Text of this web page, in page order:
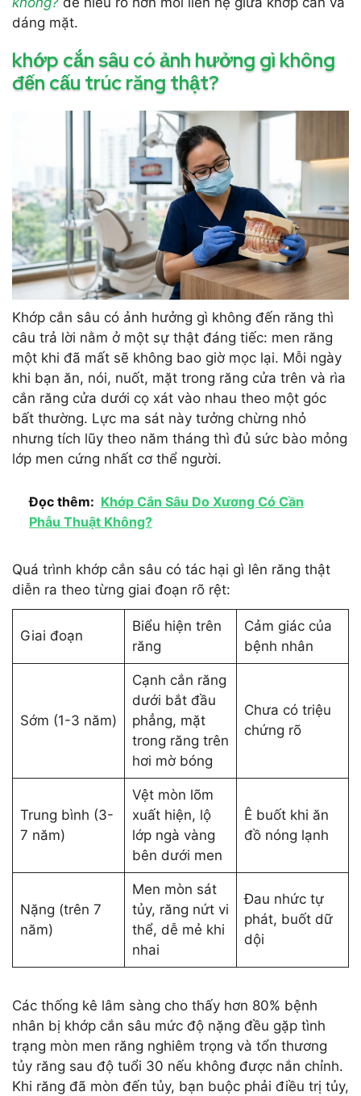
dáng mặt.
khớp cắn sâu có ảnh hưởng gì không
đến cấu trúc răng thật?
Khớp cắn sâu có ảnh hưởng gì không đến răng thì
câu trả lời nằm ở một sự thật đáng tiếc: men răng
một khi đã mất sẽ không bao giờ mọc lại. Mỗi ngày
khi bạn ăn, nói, nuốt, mặt trong răng cửa trên và rìa
cắn răng cửa dưới cọ xát vào nhau theo một góc
bất thường. Lực ma sát này tưởng chừng nhỏ
nhưng tích lũy theo năm tháng thì đủ sức bào mỏng
lớp men cứng nhất cơ thể người.
Đọc thêm: Khớp Cắn Sâu Do Xương Có Cần
Phẫu Thuật Không?
Quá trình khớp cắn sâu có tác hại gì lên răng thật
diễn ra theo từng giai đoạn rõ rệt:
Giai đoạn
Biểu hiện trên
răng
Cảm giác của
bệnh nhân
Sớm (1-3 năm)
Cạnh cắn răng
dưới bắt đầu
phẳng, mặt
trong răng trên
hơi mờ bóng
Chưa có triệu
chứng rõ
Trung bình (3-
7 năm)
Vệt mòn lõm
xuất hiện, lộ
lớp ngà vàng
bên dưới men
Ê buốt khi ăn
đồ nóng lạnh
Nặng (trên 7
năm)
Men mòn sát
tủy, răng nứt vi
thể, dễ mẻ khi
nhai
Đau nhức tự
phát, buốt dữ
dội
Các thống kê lâm sàng cho thấy hơn 80% bệnh
nhân bị khớp cắn sâu mức độ nặng đều gặp tình
trạng mòn men răng nghiêm trọng và tổn thương
tủy răng sau độ tuổi 30 nếu không được nắn chỉnh.
Khi răng đã mòn đến tủy, bạn buộc phải điều trị tủy,